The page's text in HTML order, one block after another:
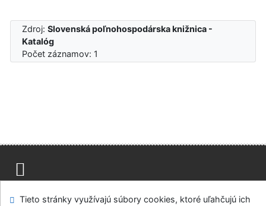
Zdroj:Slovenská poľnohospodárska knižnica -
Katalóg
Počet záznamov: 1
Tieto stránky využívajú súbory cookies, ktoré uľahčujú ich